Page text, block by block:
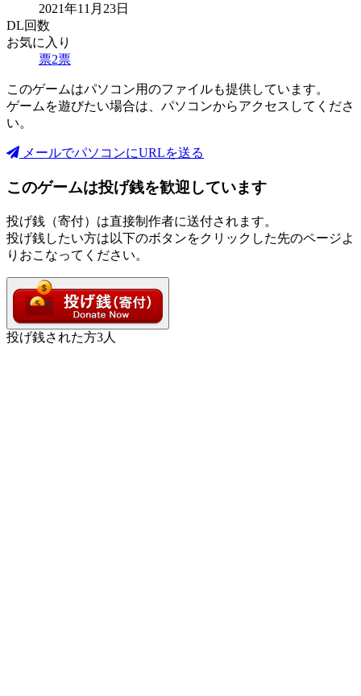
2021年11月23日
DL回数
お気に入り
票2票
このゲームはパソコン用のファイルも提供しています。
ゲームを遊びたい場合は、パソコンからアクセスしてくださ
い。
メールでパソコンにURLを送る
このゲームは投げ銭を歓迎しています
投げ銭（寄付）は直接制作者に送付されます。
投げ銭したい方は以下のボタンをクリックした先のページよ
りおこなってください。
投げ銭された方3人